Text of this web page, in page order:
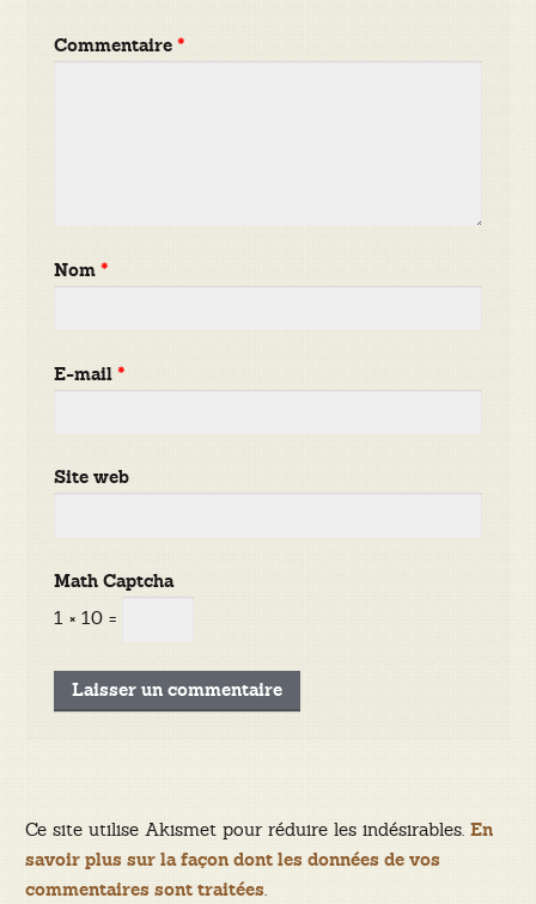
Commentaire*
Nom*
E-mail*
Site web
Math Captcha
1 × 10 =
Ce site utilise Akismet pour réduire les indésirables. En
savoir plus sur la façon dont les données de vos
commentaires sont traitées.